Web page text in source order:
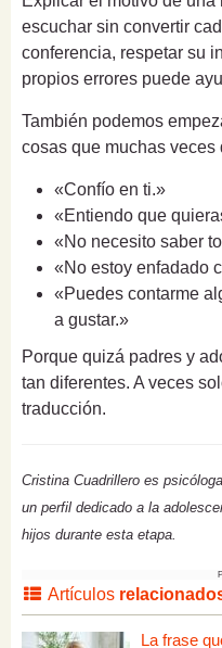
escuchar sin convertir
conferencia, respetar su
propios errores puede
También podemos
cosas que muchas veces
«Confío en ti.»
«Entiendo que
«No necesito saber
«No estoy enfadado
«Puedes contarme
a gustar.»
Porque quizá padres y
tan diferentes. A veces
traducción.
Cristina Cuadrillero es
un perfil dedicado a la
hijos durante esta etapa.
Artículos
La frase